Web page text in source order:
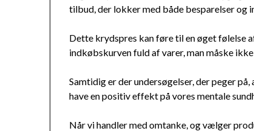
tilbud, der lokker med både besparelser og
Dette krydspres kan føre til en øget følelse
indkøbskurven fuld af varer, man måske
Samtidig er der undersøgelser, der peger
have en positiv effekt på vores mentale
Når vi handler med omtanke, og vælger